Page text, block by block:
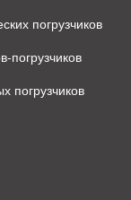
погрузчиков
погрузчиков
погрузчиков